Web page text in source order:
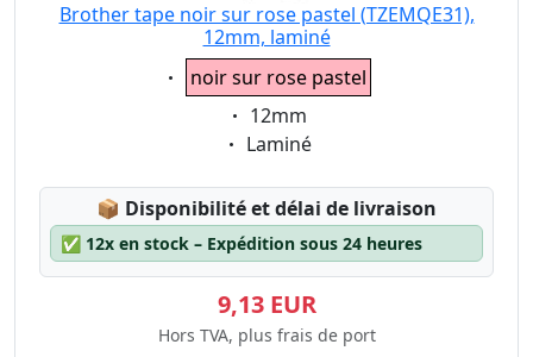
Brother tape noir sur rose pastel (TZEMQE31),
12mm, laminé
Eigenschaft:
noir sur rose pastel
Eigenschaft:
12mm
Eigenschaft:
Laminé
📦 Lagerstatus:
Disponibilité et délai de livraison
✅ 12x en stock – Expédition sous 24 heures
9,13 EUR
Hors TVA, plus frais de port